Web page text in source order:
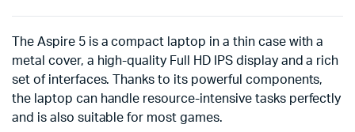
The Aspire 5 is a compact laptop in a thin case with a
metal cover, a high-quality Full HD IPS display and a rich
set of interfaces. Thanks to its powerful components,
the laptop can handle resource-intensive tasks perfectly
and is also suitable for most games.